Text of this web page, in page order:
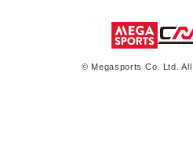
© Megasports Co. Ltd.